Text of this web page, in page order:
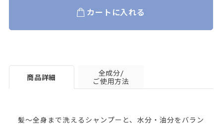
カートに入れる
商品詳細
全成分/
ご使用方法
髪～全身まで洗えるシャンプーと、水分・油分をバラン